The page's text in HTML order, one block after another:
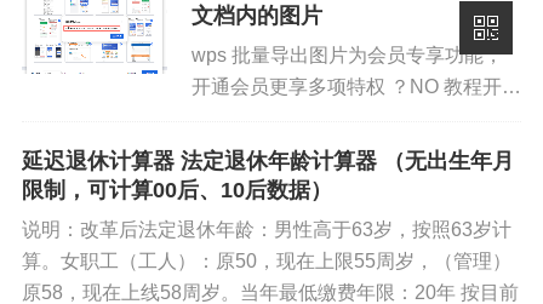
你好优秀经办人微信公众号
文档内的图片
wps 批量导出图片为会员专享功能，
开通会员更享多项特权 ？NO 教程开
按F12进行保存然后修改后缀为.zip 选
中文件按（F...
延迟退休计算器 法定退休年龄计算器 （无出生年月
限制，可计算00后、10后数据）
说明：改革后法定退休年龄：男性高于63岁，按照63岁计
算。女职工（工人）：原50，现在上限55周岁，（管理）
原58，现在上线58周岁。当年最低缴费年限：20年 按目前